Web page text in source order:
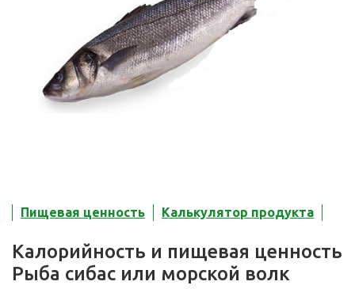
Пищевая ценность Калькулятор продукта
Калорийность и пищевая ценность
Рыба сибас или морской волк